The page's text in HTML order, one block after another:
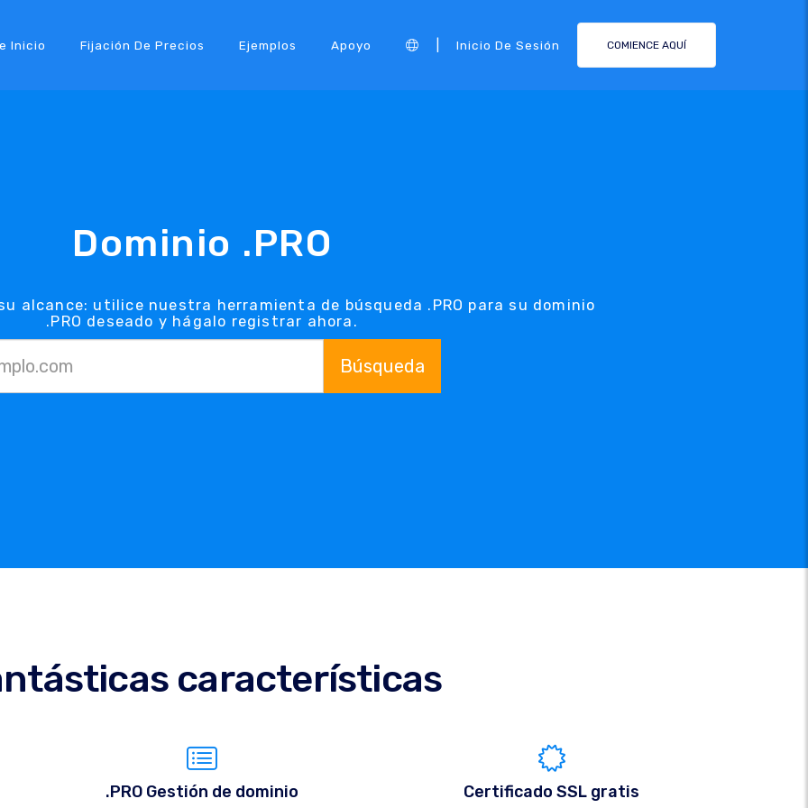
Inicio Fijación De Precios Ejemplos Apoyo Inicio De Sesión COMIENCE AQUÍ
Dominio .PRO
alcance: utilice nuestra herramienta de búsqueda .PRO para su dominio
.PRO deseado y hágalo registrar ahora.
Búsqueda
características
.PRO Gestión de dominio Certificado SSL gratis